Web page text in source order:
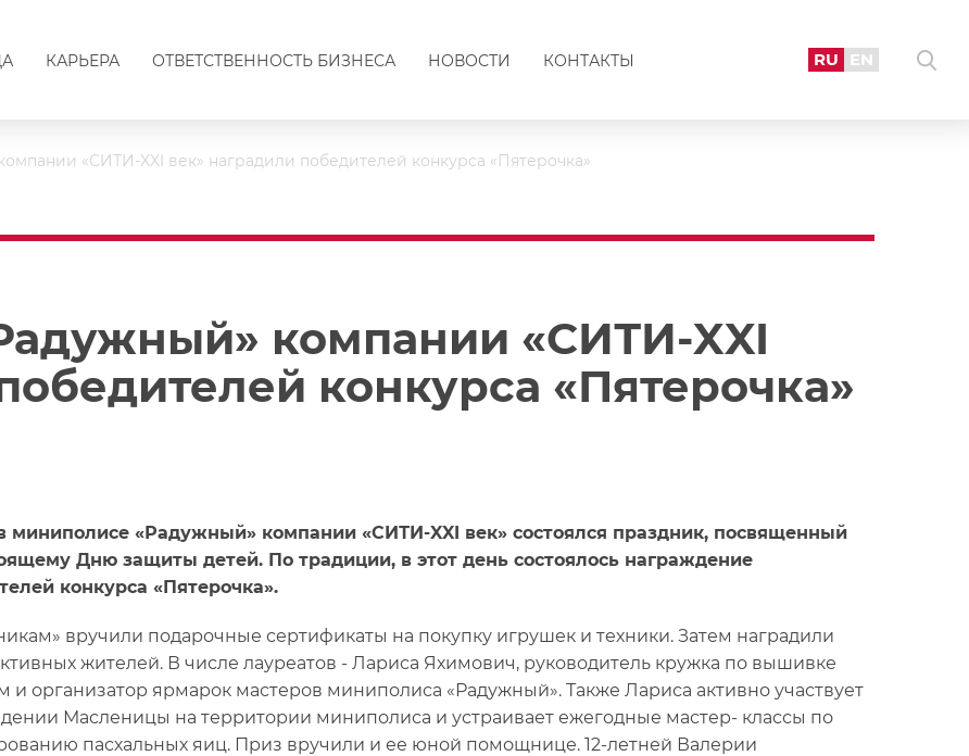
КАРЬЕРА ОТВЕТСТВЕННОСТЬ БИЗНЕСА НОВОСТИ КОНТАКТЫ RU EN
«СИТИ-XXI век» наградили победителей конкурса «Пятерочка»
компании «СИТИ-XXI
конкурса «Пятерочка»
миниполисе «Радужный» компании «СИТИ-XXI век» состоялся праздник, посвященный
Дню защиты детей. По традиции, в этот день состоялось награждение
конкурса «Пятерочка».
вручили подарочные сертификаты на покупку игрушек и техники. Затем наградили
жителей. В числе лауреатов - Лариса Яхимович, руководитель кружка по вышивке
и организатор ярмарок мастеров миниполиса «Радужный». Также Лариса активно участвует
Масленицы на территории миниполиса и устраивает ежегодные мастер- классы по
пасхальных яиц. Приз вручили и ее юной помощнице. 12-летней Валерии